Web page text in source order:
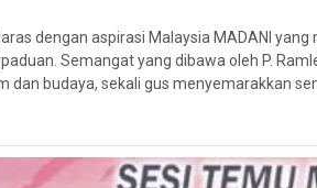
dengan aspirasi Malaysia MADANI
Semangat yang dibawa oleh P.
dan budaya, sekali gus menyemarakkan